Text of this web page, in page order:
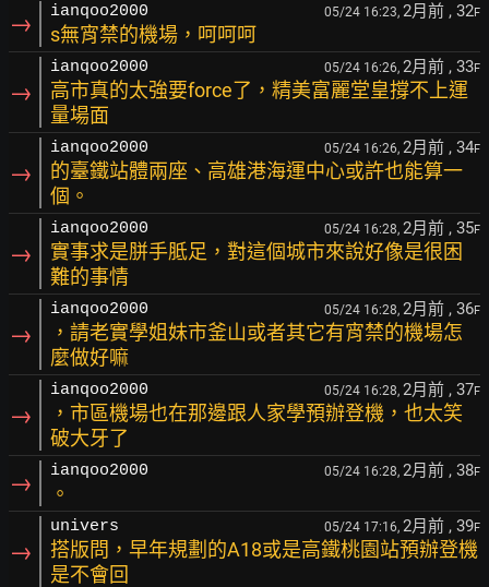
→ ianqoo2000 05/24 16:23, 2月前 , 32F
s無宵禁的機場，呵呵呵
→
ianqoo2000 05/24 16:26, 2月前 , 33F
高市真的太強要force了，精美富麗堂皇撐不上運
量場面
→
ianqoo2000 05/24 16:26, 2月前 , 34F
的臺鐵站體兩座、高雄港海運中心或許也能算一
個。
→
ianqoo2000 05/24 16:28, 2月前 , 35F
實事求是胼手胝足，對這個城市來說好像是很困
難的事情
→
ianqoo2000 05/24 16:28, 2月前 , 36F
，請老實學姐妹市釜山或者其它有宵禁的機場怎
麼做好嘛
→
ianqoo2000 05/24 16:28, 2月前 , 37F
，市區機場也在那邊跟人家學預辦登機，也太笑
破大牙了
→ ianqoo2000 05/24 16:28, 2月前 , 38F
。
→
univers 05/24 17:16, 2月前 , 39F
搭版問，早年規劃的A18或是高鐵桃園站預辦登機
是不會回